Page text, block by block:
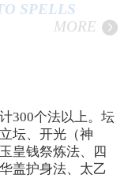
SPELLS
MORE
300个法以上。坛
坛、开光（神
皇钱祭炼法、四
盖护身法、太乙